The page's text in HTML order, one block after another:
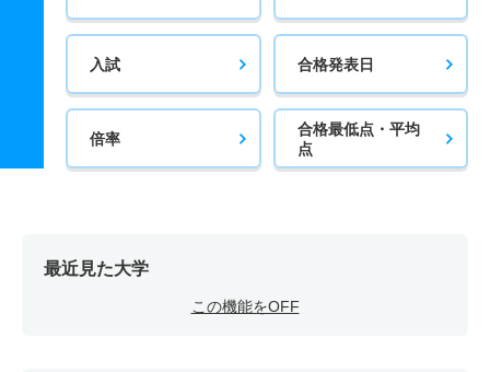
入試 合格発表日
倍率
合格最低点・平均
点
最近見た大学
この機能をOFF